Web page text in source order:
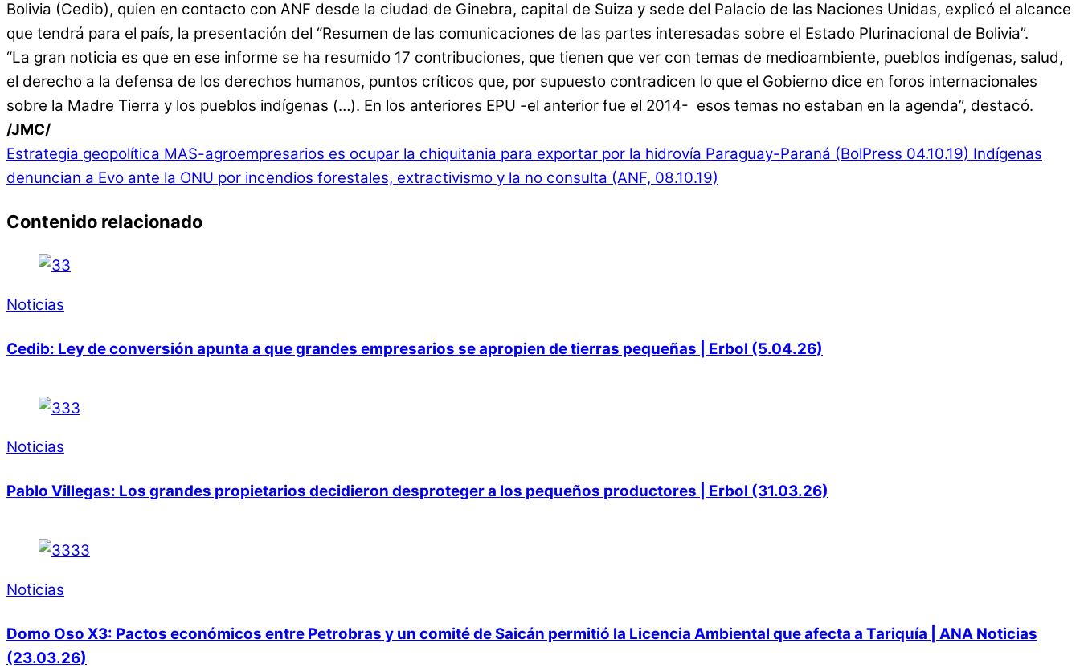
Bolivia (Cedib), quien en contacto con ANF desde la ciudad de Ginebra, capital de Suiza y sede del Palacio de las Naciones Unidas, explicó el alcance
que tendrá para el país, la presentación del “Resumen de las comunicaciones de las partes interesadas sobre el Estado Plurinacional de Bolivia”.
“La gran noticia es que en ese informe se ha resumido 17 contribuciones, que tienen que ver con temas de medioambiente, pueblos indígenas, salud,
el derecho a la defensa de los derechos humanos, puntos críticos que, por supuesto contradicen lo que el Gobierno dice en foros internacionales
sobre la Madre Tierra y los pueblos indígenas (…). En los anteriores EPU -el anterior fue el 2014- esos temas no estaban en la agenda”, destacó.
/JMC/
Estrategia geopolítica MAS-agroempresarios es ocupar la chiquitania para exportar por la hidrovía Paraguay-Paraná (BolPress 04.10.19) Indígenas
denuncian a Evo ante la ONU por incendios forestales, extractivismo y la no consulta (ANF, 08.10.19)
Contenido relacionado
Noticias
Cedib: Ley de conversión apunta a que grandes empresarios se apropien de tierras pequeñas | Erbol (5.04.26)
Noticias
Pablo Villegas: Los grandes propietarios decidieron desproteger a los pequeños productores | Erbol (31.03.26)
Noticias
Domo Oso X3: Pactos económicos entre Petrobras y un comité de Saicán permitió la Licencia Ambiental que afecta a Tariquía | ANA Noticias
(23.03.26)